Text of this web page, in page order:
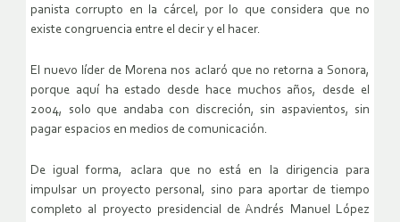
panista corrupto en la cárcel, por lo que considera que no
existe congruencia entre el decir y el hacer.
El nuevo líder de Morena nos aclaró que no retorna a Sonora,
porque aquí ha estado desde hace muchos años, desde el
2004, solo que andaba con discreción, sin aspavientos, sin
pagar espacios en medios de comunicación.
De igual forma, aclara que no está en la dirigencia para
impulsar un proyecto personal, sino para aportar de tiempo
completo al proyecto presidencial de Andrés Manuel López